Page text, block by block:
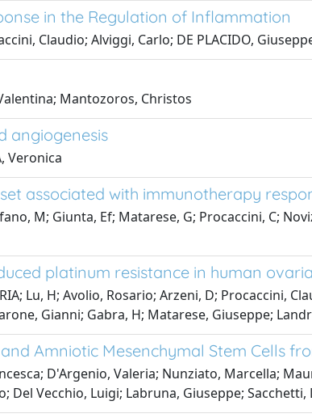
in the Regulation of Inflammation
Claudio; Alviggi, Carlo; DE PLACIDO,
Mantozoros, Christos
angiogenesis
Veronica
associated with immunotherapy
M; Giunta, Ef; Matarese, G; Procaccini, C;
platinum resistance in human
Lu, H; Avolio, Rosario; Arzeni, D; Procaccini,
Gianni; Gabra, H; Matarese, Giuseppe;
Amniotic Mesenchymal Stem Cells
D'Argenio, Valeria; Nunziato, Marcella;
Vecchio, Luigi; Labruna, Giuseppe; Sacchetti,